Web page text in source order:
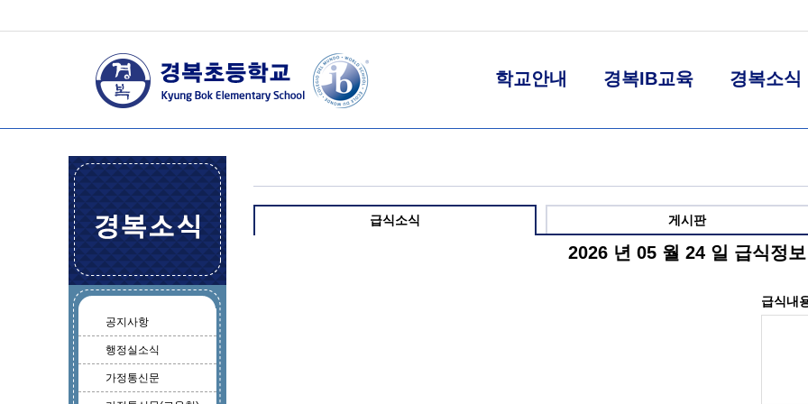
학교안내 경복IB교육 경복소식
공지사항
행정실소식
가정통신문
급식소식 게시판
2026 년 05 월 24 일 급식정보
급식내